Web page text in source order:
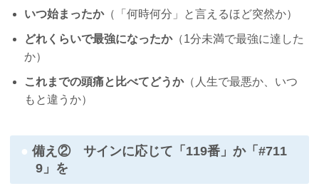
いつ始まったか（「何時何分」と言えるほど突然か）
どれくらいで最強になったか（1分未満で最強に達した
か）
これまでの頭痛と比べてどうか（人生で最悪か、いつ
もと違うか）
備え② サインに応じて「119番」か「#711
9」を